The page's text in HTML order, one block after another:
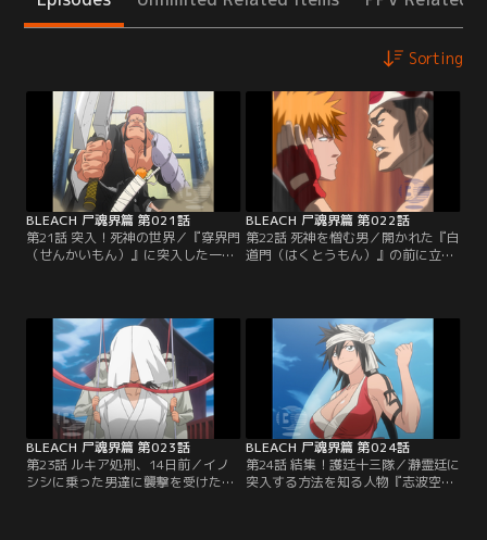
Sorting
BLEACH 尸魂界篇 第021話
第21話 突入！死神の世界／『穿界門
（せんかいもん）』に突入した一
そうになりながらもなんとか『尸魂
界』に到着する。一行が最初に足を
踏み入れたのは、『流魂街（るこん
がい）』と呼ばれるこの世界に導か
れた魂が最初に住まう場所。人影の
ない流魂街の向こう…。【提供：バ
ンダイチャンネル】
BLEACH 尸魂界篇 第022話
第22話 死神を憎む男／開かれた『白
道門（はくとうもん）』の前に立ち
る。驚愕する夜一を横に平然として
いる一護。一方ギンは、一護の名を
聞くといきなり斬魄刀を解放して攻
撃してきた。かろうじて斬月（ざん
げつ）で防御する一護だったが、結
局、門は閉ざされてしまう。【提
供：バンダイチャンネル】
BLEACH 尸魂界篇 第023話
第23話 ルキア処刑、14日前／イノ
シシに乗った男達に襲撃を受けた一
BLEACH 尸魂界篇 第024話
第24話 結集！護廷十三隊／瀞霊廷に
突入する方法を知る人物『志波空